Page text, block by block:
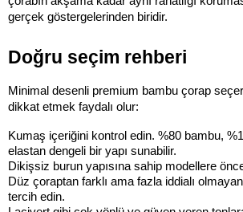
gerçek göstergelerinden biridir.
Doğru seçim rehberi
Minimal desenli premium bambu çorap
dikkat etmek faydalı olur:
Kumaş içeriğini kontrol edin. %80 bambu,
elastan dengeli bir yapı sunabilir.
Dikişsiz burun yapısına sahip modellere
Düz çoraptan farklı ama fazla iddialı
tercih edin.